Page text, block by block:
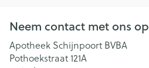
Neem contact met ons op
Apotheek Schijnpoort BVBA
Pothoekstraat 121A